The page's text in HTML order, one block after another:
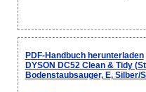
PDF-Handbuch herunterladen
DYSON DC52 Clean & Tidy
Bodenstaubsauger, E, Silber/